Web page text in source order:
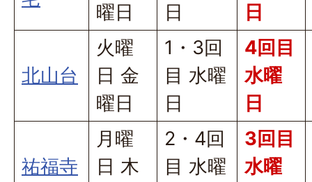
曜日
日
日
北山台
火曜
日 金
曜日
1・3回
目 水曜
日
4回目
水曜
日
祐福寺
月曜
日 木
2・4回
目 水曜
3回目
水曜